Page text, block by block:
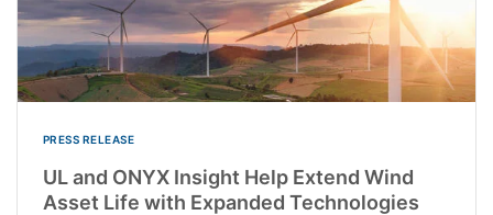
PRESS RELEASE
UL and ONYX Insight Help Extend Wind
Asset Life with Expanded Technologies